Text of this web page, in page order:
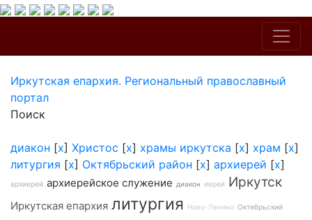
Иркутская епархия. Региональный православный
портал
Поиск
диакон [x] Христос [x] храмы иркутска [x] храм [x]
литургия [x] Октябрьский район [x] архиерей [x]
архиерей архиерейское служение диакон иерей Иркутск
Иркутская епархия литургия Ново-Ленино Октябрьский